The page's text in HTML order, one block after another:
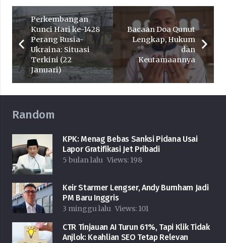
Perkembangan
Kunci Hari ke-1428
Perang Rusia-
Ukraina: Situasi
Terkini (22
Januari)
Bacaan Doa Qunut
Lengkap, Hukum
dan
Keutamaannya
Random
KPK: Menag Bebas Sanksi Pidana Usai
Lapor Gratifikasi Jet Pribadi
5 bulan lalu Views: 198
Keir Starmer Lengser, Andy Burnham Jadi
PM Baru Inggris
3 minggu lalu Views: 101
CTR Tinjauan AI Turun 61%, Tapi Klik Tidak
Anjlok: Keahlian SEO Tetap Relevan